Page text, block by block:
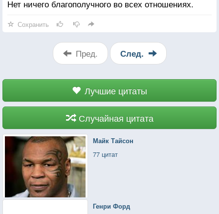
Нет ничего благополучного во всех отношениях.
Сохранить
Пред. След.
Лучшие цитаты
Случайная цитата
Майк Тайсон
77 цитат
Генри Форд